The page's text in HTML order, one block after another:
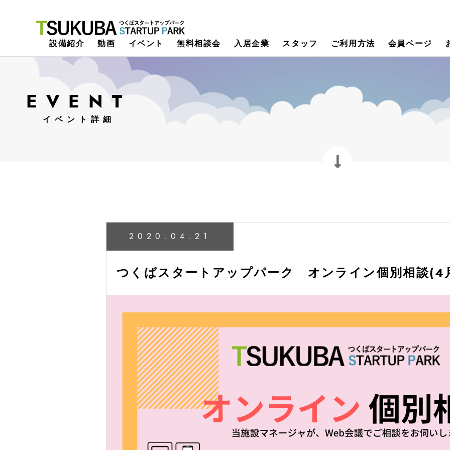
つくばスタートアップパーク
設備紹介 動画 イベント 無料相談会 入居企業 スタッフ ご利用方法 会員ページ
EVENT
イベント詳細
2020.04.21
つくばスタートアップパーク オンライン個別相談(4